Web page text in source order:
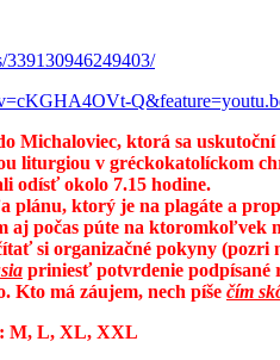
339130946249403/
Michaloviec, ktorá sa uskutoční
liturgiou v gréckokatolíckom
odísť okolo 7.15 hodine.
plánu, ktorý je na plagáte a
aj počas púte na ktoromkoľvek
si organizačné pokyny (pozri
priniesť potvrdenie podpísané
Kto má záujem, nech píše čím
M, L, XL, XXL